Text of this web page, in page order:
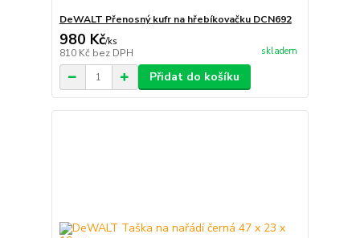
DeWALT Přenosný kufr na hřebíkovačku DCN692
980 Kč/ks
810 Kč bez DPH skladem
Přidat do košíku